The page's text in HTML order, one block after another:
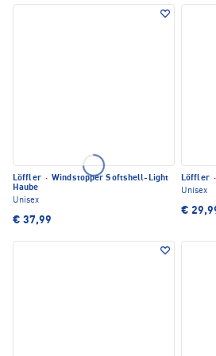
Löffler · Windstopper Softshell-Light
Haube
Unisex
€ 37,99
Löffler ·
Unisex
€